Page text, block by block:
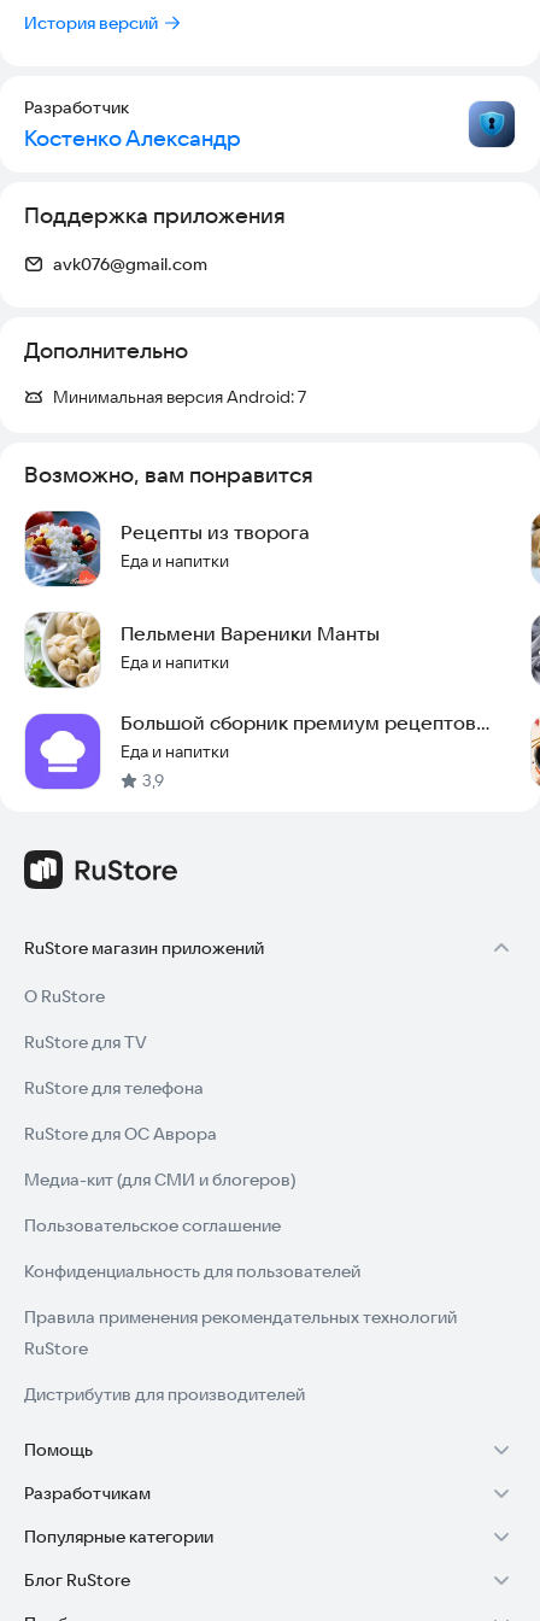
минуты.
История версий
Разработчик
Костенко Александр
Поддержка приложения
avk076@gmail.com
Дополнительно
Минимальная версия Android:7
Возможно, вам понравится
Рецепты из творога
Еда и напитки
Пельмени Вареники Манты
Еда и напитки
Большой сборник премиум рецептов
вкусных блюд
Еда и напитки
3,9
RuStore магазин приложений
О RuStore
RuStore для TV
RuStore для телефона
RuStore для ОС Аврора
Медиа-кит (для СМИ и блогеров)
Пользовательское соглашение
Конфиденциальность для пользователей
Правила применения рекомендательных технологий
RuStore
Дистрибутив для производителей
Помощь
Установка RuStore на TV
Установка RuStore на телефон
Установка RuStore в машину
Разработчикам
Зарабатывать с RuStore
Стать разработчиком
Популярные категории
Игры для Android
Блог RuStore